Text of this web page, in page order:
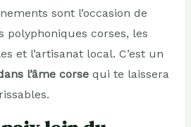
sont l’occasion de
polyphoniques corses, les
et l’artisanat local. C’est un
l’âme corsequi te laissera